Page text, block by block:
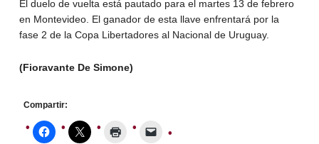
El duelo de vuelta está pautado para el martes 13 de febrero
en Montevideo. El ganador de esta llave enfrentará por la
fase 2 de la Copa Libertadores al Nacional de Uruguay.
(Fioravante De Simone)
Compartir: